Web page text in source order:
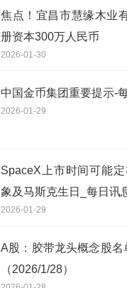
焦点！宜昌市慧缘木业
册资本300万人民币
2026-01-30
中国金币集团重要提示-
2026-01-29
SpaceX上市时间可能
象及马斯克生日_每日讯
2026-01-29
A股：胶带龙头概念股名
（2026/1/28）